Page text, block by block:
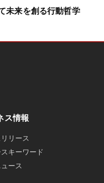
未来を創る行動哲学
ス情報
リース
キーワード
ース